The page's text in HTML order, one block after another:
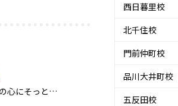
心にそっと…
西日暮里校
北千住校
門前仲町校
品川大井町校
五反田校